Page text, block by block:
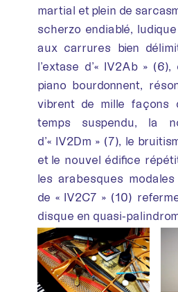
martial et plein de
scherzo endiablé,
aux carrures bien
l’extase d’« IV2Ab »
piano bourdonnent,
vibrent de mille façons
temps suspendu, la
d’« IV2Dm » (7), le
et le nouvel édifice
les arabesques
de « IV2C7 » (10)
disque en quasi-